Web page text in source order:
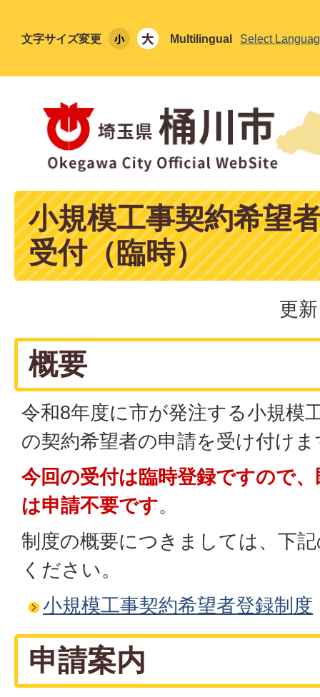
文字サイズ変更 Multilingual Select
小規模工事契約希望
受付（臨時）
更
概要
令和8年度に市が発注する小規模
の契約希望者の申請を受け付けま
今回の受付は臨時登録ですので
は申請不要です。
制度の概要につきましては、下
ください。
小規模工事契約希望者登録制度
申請案内